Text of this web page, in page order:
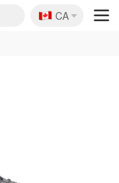
🇨🇦
CA